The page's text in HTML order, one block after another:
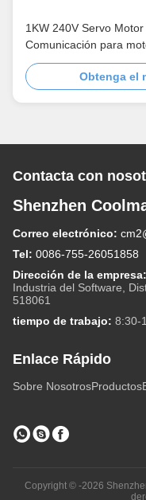
1KW 240V Servo
Comunicación para
Obtenga el
Contacta con
Shenzhen
Correo electrónico:
Tel: 0086-755-26051858
Dirección de la empresa:
Industria del Software,
518061
tiempo de trabajo: 8:30-
Enlace Rápido
Sobre NosotrosProductos
Copyright © -2026